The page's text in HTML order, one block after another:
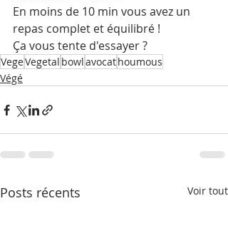
En moins de 10 min vous avez un
repas complet et équilibré !
Ça vous tente d'essayer ?
VegeVegetal bowlavocathoumous
Végé
Posts récents Voir tout